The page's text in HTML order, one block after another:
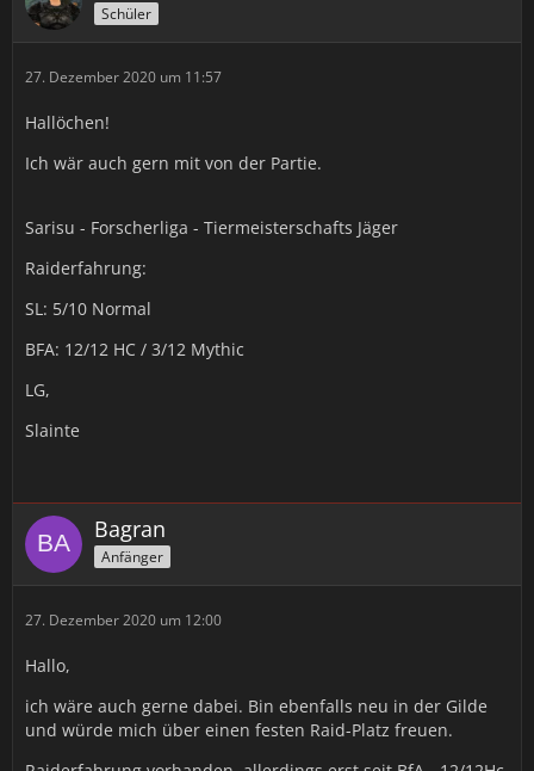
Schüler
27. Dezember 2020 um 11:57
Hallöchen!
Ich wär auch gern mit von der Partie.
Sarisu - Forscherliga - Tiermeisterschafts Jäger
Raiderfahrung:
SL: 5/10 Normal
BFA: 12/12 HC / 3/12 Mythic
LG,
Slainte
Bagran
Anfänger
27. Dezember 2020 um 12:00
Hallo,
ich wäre auch gerne dabei. Bin ebenfalls neu in der Gilde
und würde mich über einen festen Raid-Platz freuen.